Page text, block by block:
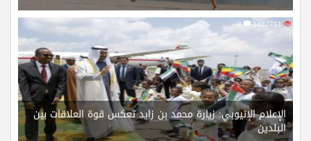
1482711
0
الإعلام الإثيوبي: زيارة محمد بن زايد تعكس قوة العلاقات بين
البلدين